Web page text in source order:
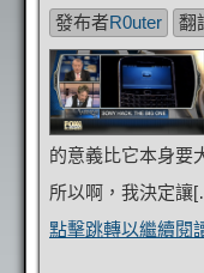
發布者R0uter
翻
的意義比它本身要
所以啊，我決定
點擊跳轉以繼續閱